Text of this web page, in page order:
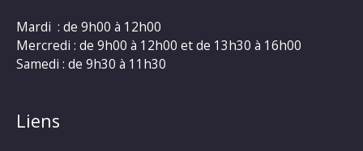
Mardi : de 9h00 à 12h00
Mercredi : de 9h00 à 12h00 et de 13h30 à 16h00
Samedi : de 9h30 à 11h30
Liens